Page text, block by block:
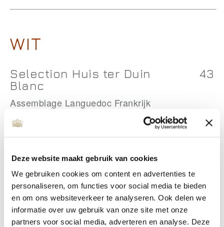
Deze website maakt gebruik van cookies
We gebruiken cookies om content en advertenties te
personaliseren, om functies voor social media te bieden
en om ons websiteverkeer te analyseren. Ook delen we
informatie over uw gebruik van onze site met onze
partners voor social media, adverteren en analyse. Deze
WIT
Selection Huis ter Duin
Blanc
43
Assemblage Languedoc Frankrijk
Sauvignon Blanc
Wohlmuth
52
Südsteiermark Oostenrijk
Chardonnay 234 Enate 53
Somontano Spanje